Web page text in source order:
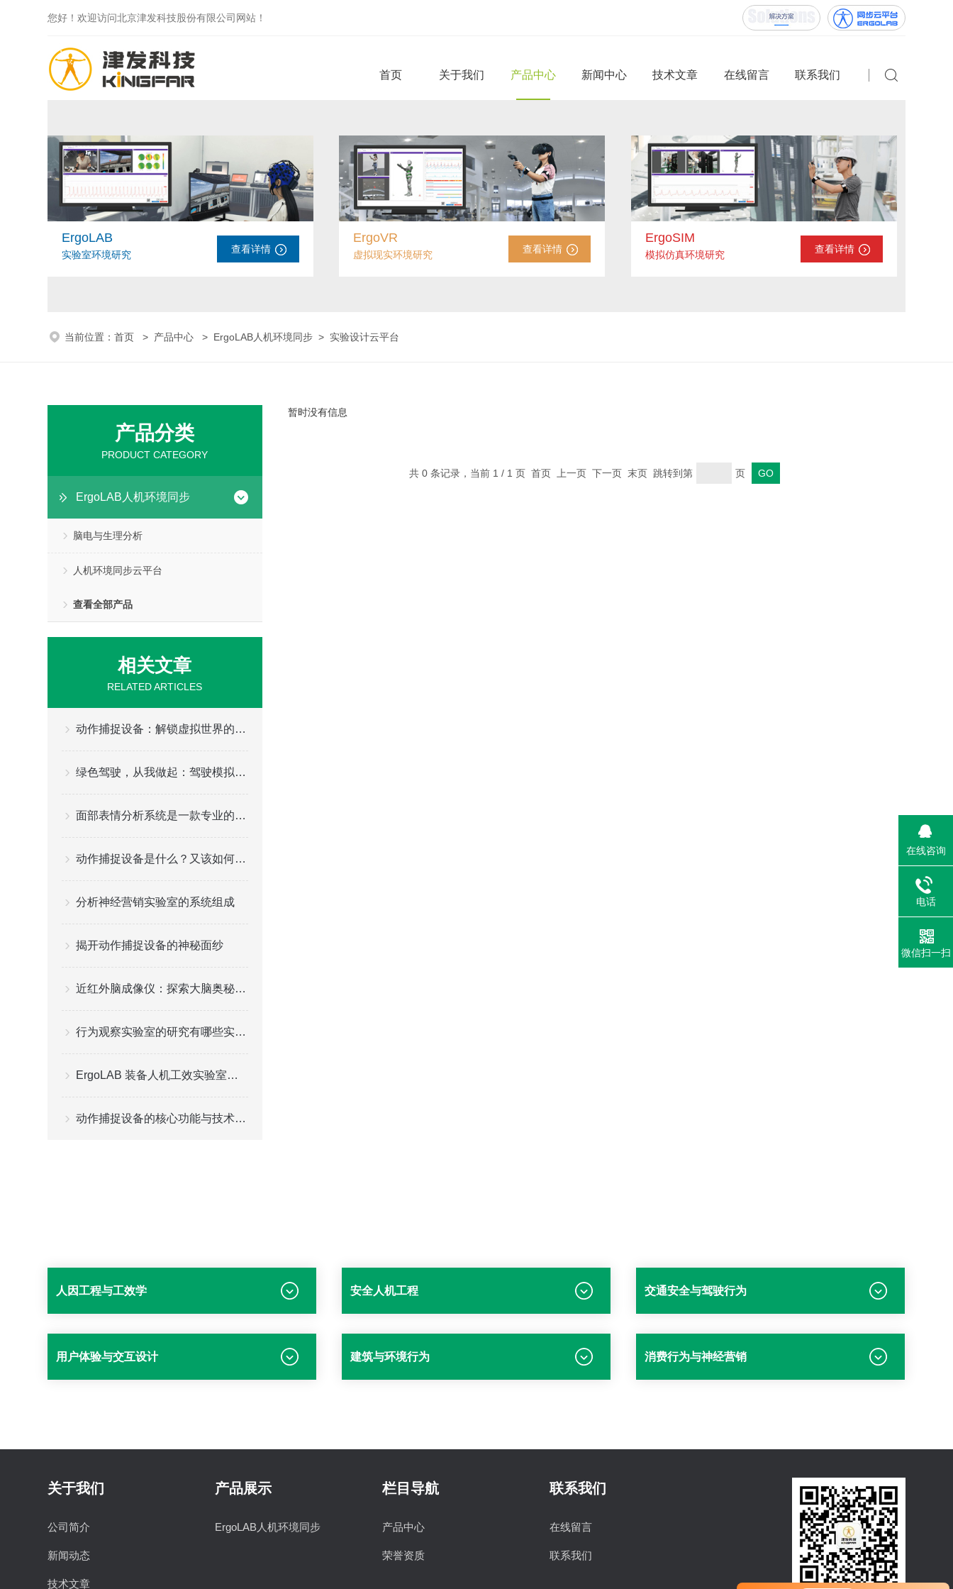
您好！欢迎访问北京津发科技股份有限公司网站！
首页 关于我们 产品中心 新闻中心 技术文章 在线留言 联系我们
ErgoLAB
实验室环境研究 查看详情
ErgoVR
虚拟现实环境研究 查看详情
ErgoSIM
模拟仿真环境研究 查看详情
当前位置：首页 > 产品中心 > ErgoLAB人机环境同步 > 实验设计云平台
产品分类
PRODUCT CATEGORY
ErgoLAB人机环境同步
脑电与生理分析
人机环境同步云平台
查看全部产品
相关文章
RELATED ARTICLES
动作捕捉设备：解锁虚拟世界的真实动作
绿色驾驶，从我做起：驾驶模拟器助力节能减排教育
面部表情分析系统是一款专业的面部表情分析与状态识别工具
动作捕捉设备是什么？又该如何选择？
分析神经营销实验室的系统组成
揭开动作捕捉设备的神秘面纱
近红外脑成像仪：探索大脑奥秘的新工具
行为观察实验室的研究有哪些实际应用
ErgoLAB 装备人机工效实验室建设方案
动作捕捉设备的核心功能与技术原理解读
暂时没有信息
共 0 条记录，当前 1 / 1 页 首页 上一页 下一页 末页 跳转到第 页
人因工程与工效学 安全人机工程 交通安全与驾驶行为
用户体验与交互设计 建筑与环境行为 消费行为与神经营销
关于我们
公司简介
新闻动态
技术文章
产品展示
ErgoLAB人机环境同步
栏目导航
产品中心
荣誉资质
联系我们
在线留言
联系我们
在线咨询
电话
微信扫一扫